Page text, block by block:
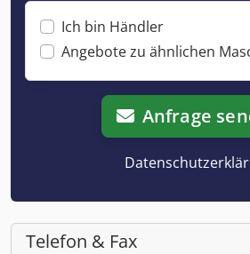
Ich bin Händler
Angebote zu ähnlichen
Anfrage
Telefon & Fax